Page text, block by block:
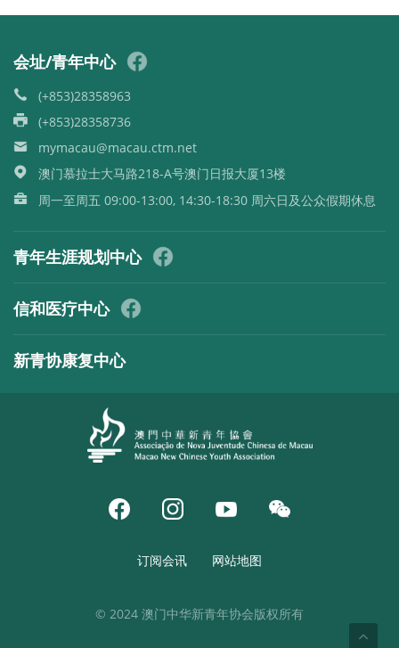
会址/青年中心
(+853)28358963
(+853)28358736
mymacau@macau.ctm.net
澳门慕拉士大马路218-A号澳门日报大厦13楼
周一至周五 09:00-13:00, 14:30-18:30 周六日及公众假期休息
青年生涯规划中心
信和医疗中心
新青协康复中心
订阅会讯 网站地图
© 2024 澳门中华新青年协会版权所有